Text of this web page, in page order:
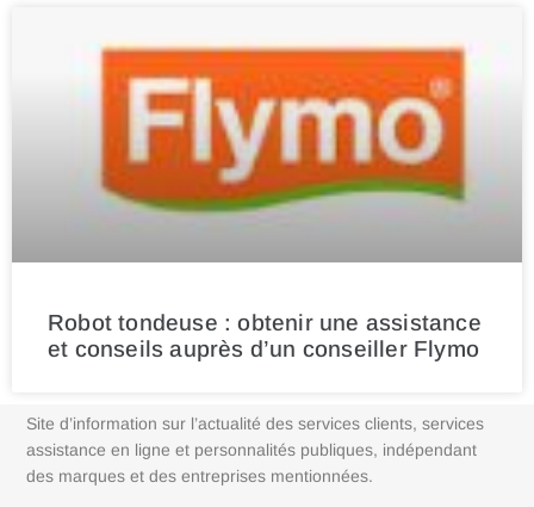
Robot tondeuse : obtenir une assistance
et conseils auprès d’un conseiller Flymo
Site d’information sur l’actualité des services clients, services
assistance en ligne et personnalités publiques, indépendant
des marques et des entreprises mentionnées.